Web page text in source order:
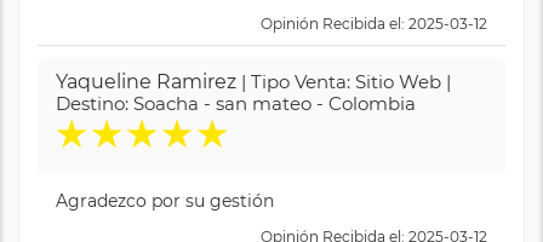
Opinión Recibida el: 2025-03-12
Yaqueline Ramirez | Tipo Venta: Sitio Web |
Destino: Soacha - san mateo - Colombia
★★★★★
Agradezco por su gestión
Opinión Recibida el: 2025-03-12